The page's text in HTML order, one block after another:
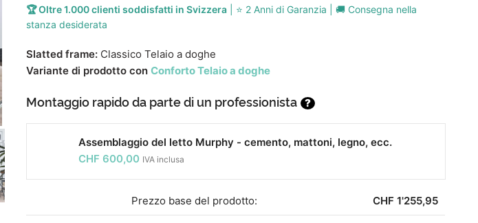
🏆 Oltre 1.000 clienti soddisfatti in Svizzera| ⭐ 2 Anni di Garanzia | 🚚 Consegna nella
stanza desiderata
Slatted frame:Classico Telaio a doghe
Variante di prodotto con Conforto Telaio a doghe
Montaggio rapido da parte di un professionista ?
Assemblaggio del letto Murphy - cemento, mattoni, legno, ecc.
CHF 600,00 IVA inclusa
Prezzo base del prodotto: CHF 1'255,95